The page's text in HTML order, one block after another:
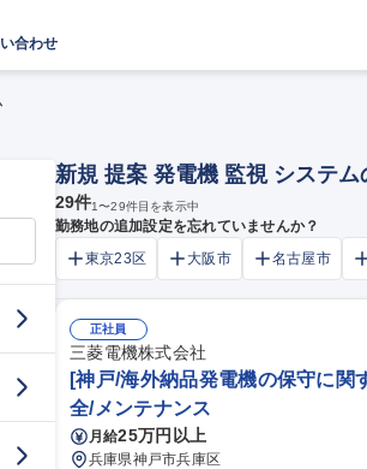
合わせ
新規 提案 発電機 監視 システ
29件1〜29件目を表示中
勤務地の追加設定を忘れていませんか？
東京23区
大阪市 名古屋市
正社員
三菱電機株式会社
[神戸/海外納品発電機の保守に関
全/メンテナンス
月給25万円以上
兵庫県神戸市兵庫区